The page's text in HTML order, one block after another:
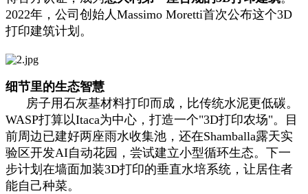
2022年，公司创始人Massimo Moretti首次公布这个3D
打印建筑计划。
细节里的生态智慧
房子用石灰基材料打印而成，比传统水泥更低碳。
WASP打算以Itaca为中心，打造一个"3D打印农场"。目
前周边已建好两座雨水收集池，还在Shamballa露天实
验区开发AI自动花园，尝试建立小型循环生态。下一
步计划在墙面加装3D打印的垂直水培系统，让居住者
能自己种菜。